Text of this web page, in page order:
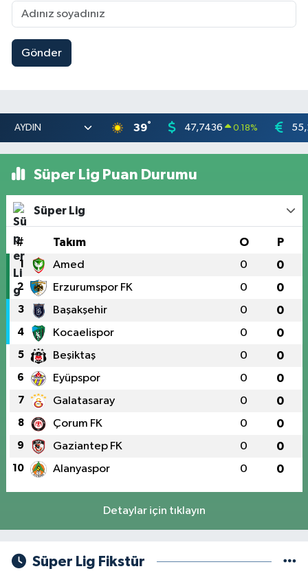
Gönder
39° 47,7436 0.18%
Süper Lig Puan Durumu
Süper Lig
# Takım O P
1 Amed 0 0
2 Erzurumspor FK 0 0
3 Başakşehir 0 0
4 Kocaelispor 0 0
5 Beşiktaş 0 0
6 Eyüpspor 0 0
7 Galatasaray 0 0
8 Çorum FK 0 0
9 Gaziantep FK 0 0
10 Alanyaspor 0 0
Detaylar için tıklayın
Süper Lig Fikstür